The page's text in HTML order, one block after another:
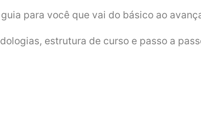
para você que vai do básico ao
estrutura de curso e passo a